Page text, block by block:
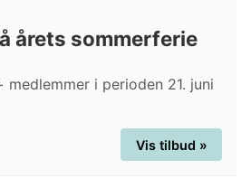
årets sommerferie
medlemmer i perioden 21. juni
Vis tilbud »